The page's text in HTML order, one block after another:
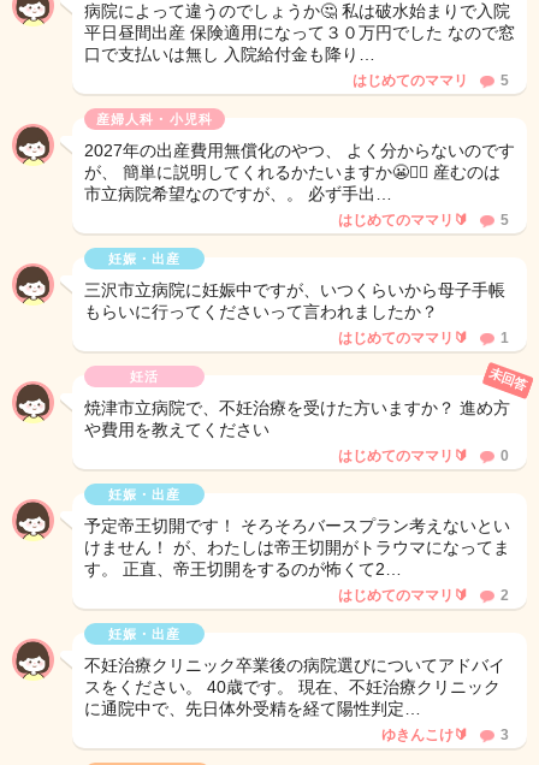
病院によって違うのでしょうか🤔 私は破水始まりで入院
平日昼間出産 保険適用になって３０万円でした なので窓
口で支払いは無し 入院給付金も降り…
はじめてのママリ 5
産婦人科・小児科
2027年の出産費用無償化のやつ、 よく分からないのです
が、 簡単に説明してくれるかたいますか😬🙂‍↕️ 産むのは
市立病院希望なのですが、。 必ず手出…
はじめてのママリ🔰 5
妊娠・出産
三沢市立病院に妊娠中ですが、いつくらいから母子手帳
もらいに行ってくださいって言われましたか？
はじめてのママリ🔰 1
妊活
焼津市立病院で、不妊治療を受けた方いますか？ 進め方
や費用を教えてください
未回答
はじめてのママリ🔰 0
妊娠・出産
予定帝王切開です！ そろそろバースプラン考えないとい
けません！ が、わたしは帝王切開がトラウマになってま
す。 正直、帝王切開をするのが怖くて2…
はじめてのママリ🔰 2
妊娠・出産
不妊治療クリニック卒業後の病院選びについてアドバイ
スをください。 40歳です。 現在、不妊治療クリニック
に通院中で、先日体外受精を経て陽性判定…
ゆきんこけ🔰 3